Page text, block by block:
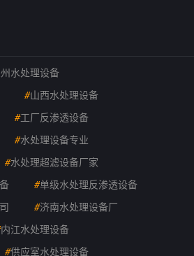
水处理设备
#山西水处理设备
#工厂反渗透设备
#水处理设备专业
#水处理超滤设备厂家
#单级水处理反渗透设备
#济南水处理设备厂
内江水处理设备
#供应室水处理设备